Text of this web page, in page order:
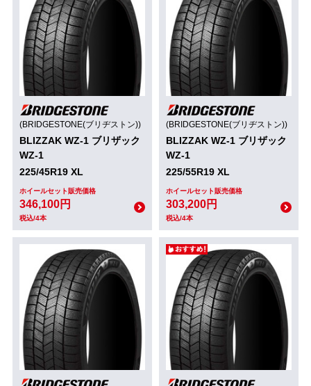
(BRIDGESTONE(ブリヂストン))
BLIZZAK WZ-1 ブリザック
WZ-1
225/45R19 XL
ホイールセット販売価格
346,100円
税込/4本
(BRIDGESTONE(ブリヂストン))
BLIZZAK WZ-1 ブリザック
WZ-1
225/55R19 XL
ホイールセット販売価格
303,200円
税込/4本